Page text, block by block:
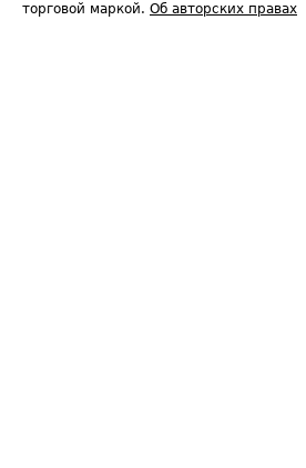
торговой маркой. Об авторских правах